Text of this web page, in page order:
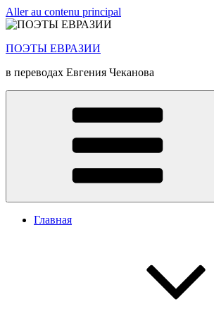
Aller au contenu principal
ПОЭТЫ ЕВРАЗИИ
в переводах Евгения Чеканова
Главная